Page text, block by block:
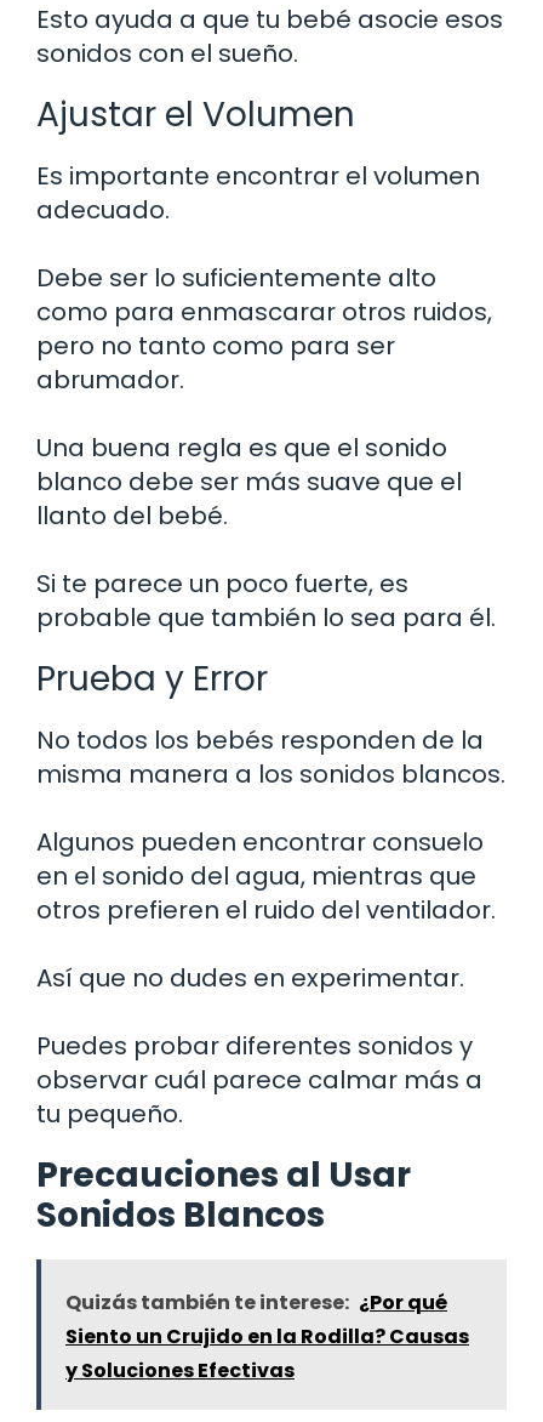
Esto ayuda a que tu bebé asocie esos
sonidos con el sueño.
Ajustar el Volumen
Es importante encontrar el volumen
adecuado.
Debe ser lo suficientemente alto
como para enmascarar otros ruidos,
pero no tanto como para ser
abrumador.
Una buena regla es que el sonido
blanco debe ser más suave que el
llanto del bebé.
Si te parece un poco fuerte, es
probable que también lo sea para él.
Prueba y Error
No todos los bebés responden de la
misma manera a los sonidos blancos.
Algunos pueden encontrar consuelo
en el sonido del agua, mientras que
otros prefieren el ruido del ventilador.
Así que no dudes en experimentar.
Puedes probar diferentes sonidos y
observar cuál parece calmar más a
tu pequeño.
Precauciones al Usar
Sonidos Blancos
Quizás también te interese: ¿Por qué
Siento un Crujido en la Rodilla? Causas
y Soluciones Efectivas